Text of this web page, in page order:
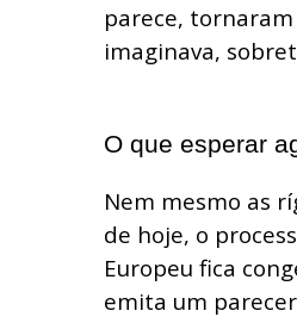
parece,
imaginava,
O que esperar
Nem mesmo as
de hoje, o
Europeu fica
emita um